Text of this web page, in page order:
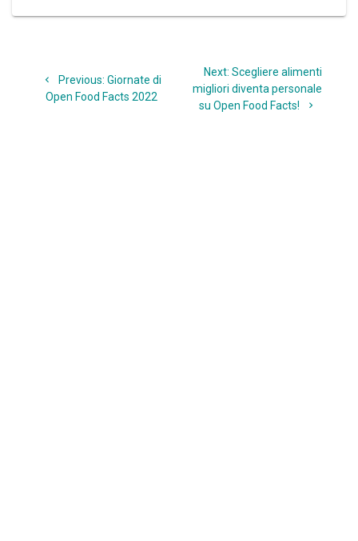
articoli
Previous: Previous
post:
Giornate di
Open Food Facts 2022
Next: Next
post:
Scegliere alimenti
migliori diventa personale
su Open Food Facts!